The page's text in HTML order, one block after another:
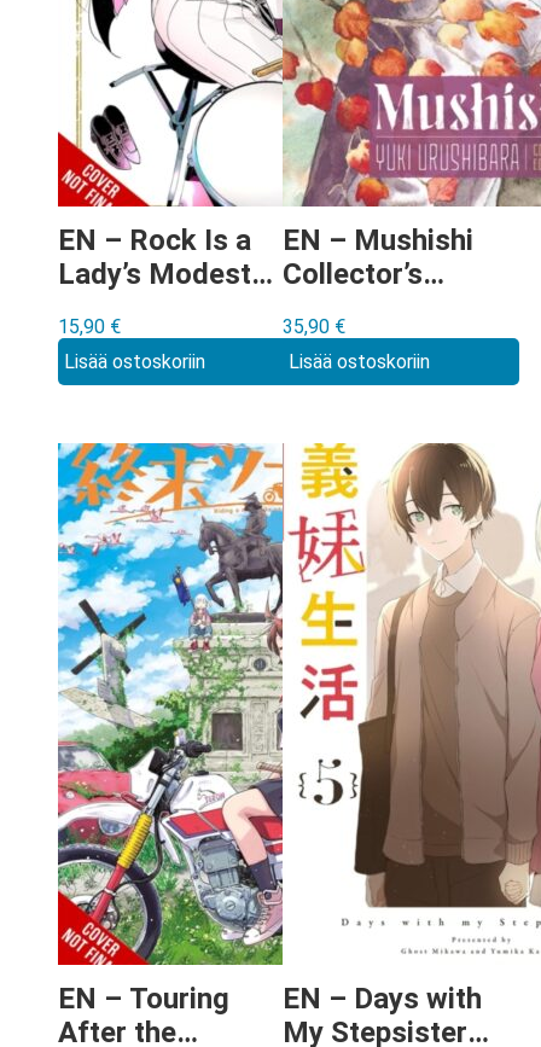
EN – Rock Is a
Lady’s Modesty
15,90 €
Lisää ostoskoriin
EN – Mushishi
Collector’s
vol 2
35,90 €
Lisää ostoskoriin
EN – Touring
After the
EN – Days with
My Stepsister